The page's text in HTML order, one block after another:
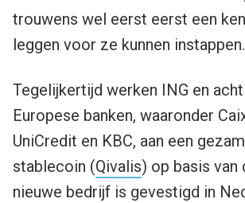
trouwens wel eerst eerst een
leggen voor ze kunnen instappen.
Tegelijkertijd werken ING en
Europese banken, waaronder
UniCredit en KBC, aan een
stablecoin (Qivalis) op basis van
nieuwe bedrijf is gevestigd in